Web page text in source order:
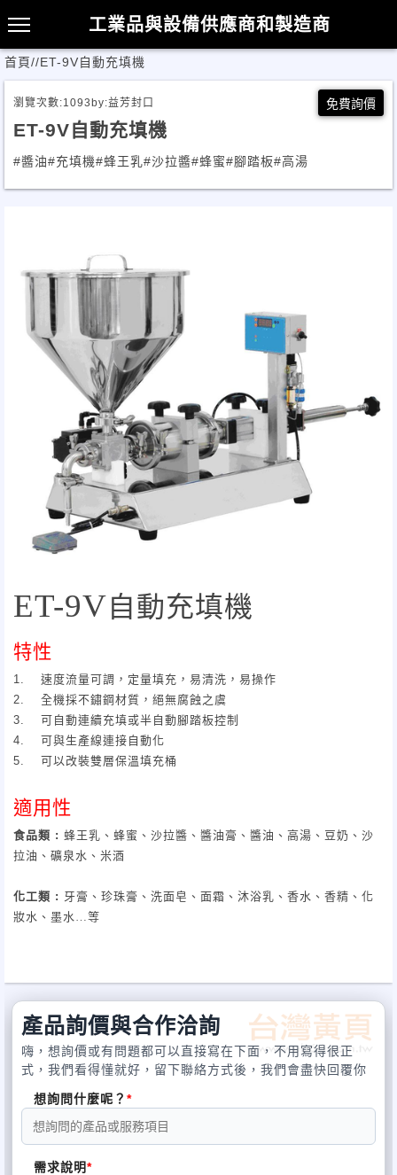
工業品與設備供應商和製造商
首頁//ET-9V自動充填機
瀏覽次數:1093 by:益芳封口 免費詢價
ET-9V自動充填機
#醬油#充填機#蜂王乳#沙拉醬#蜂蜜#腳踏板#高湯
ET-9V自動充填機
特性
1.
速度流量可調，定量填充，易清洗，易操作
2.
全機採不鏽鋼材質，絕無腐蝕之虞
3.
可自動連續充填或半自動腳踏板控制
4.
可與生產線連接自動化
5.
可以改裝雙層保溫填充桶
適用性
食品類 : 蜂王乳、蜂蜜、沙拉醬、醬油膏、醬油、高湯、豆奶、沙
拉油、礦泉水、米酒
化工類 : 牙膏、珍珠膏、洗面皂、面霜、沐浴乳、香水、香精、化
妝水、墨水…等
產品詢價與合作洽詢
嗨，想詢價或有問題都可以直接寫在下面，不用寫得很正
式，我們看得懂就好，留下聯絡方式後，我們會盡快回覆你
想詢問什麼呢？
需求說明